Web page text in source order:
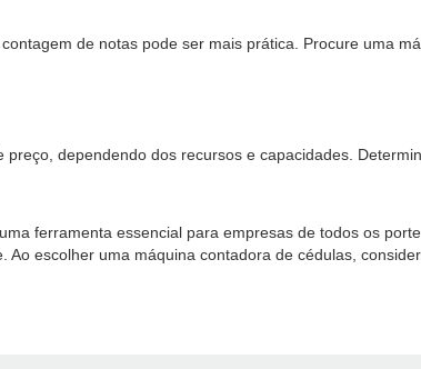
de notas pode ser mais prática. Procure uma
dependendo dos recursos e capacidades.
ferramenta essencial para empresas de todos os
escolher uma máquina contadora de cédulas,